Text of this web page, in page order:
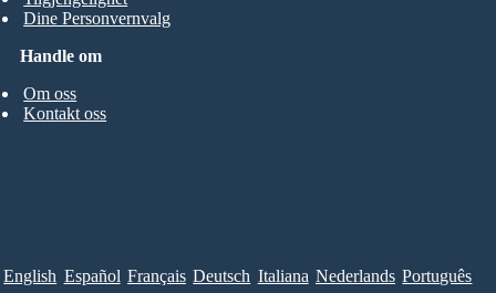
Handle om
Om oss
Kontakt oss
Dine Personvernvalg
English Español Français Deutsch Italiana Nederlands Português